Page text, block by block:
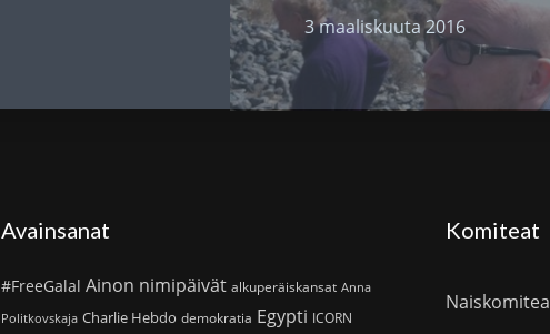
3 maaliskuuta 2016
Avainsanat
#FreeGalal Ainon nimipäivät alkuperäiskansat Anna
Politkovskaja Charlie Hebdo demokratia Egypti ICORN
Komiteat
Naiskomitea